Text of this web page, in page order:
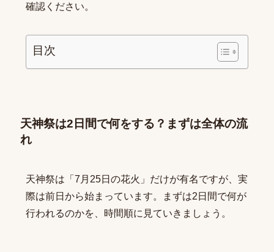
確認ください。
目次
天神祭は2日間で何をする？まずは全体の流
れ
天神祭は「7月25日の花火」だけが有名ですが、実
際は前日から始まっています。まずは2日間で何が
行われるのかを、時間順に見ていきましょう。